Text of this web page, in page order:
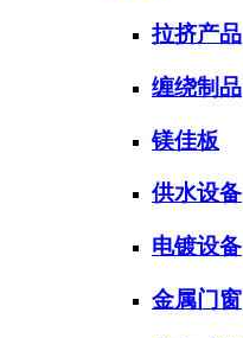
拉挤产品
缠绕制品
镁佳板
供水设备
电镀设备
金属门窗